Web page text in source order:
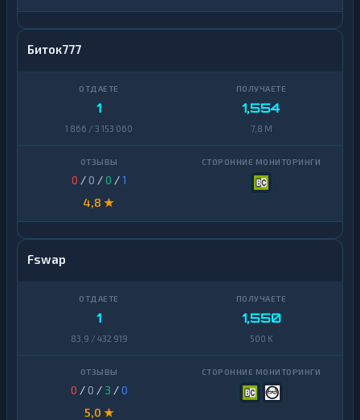
Биток777
1
1 866 / 3 153 060
1,554
7,8 M
0 / 0 /0 /1
4,8 ★
Fswap
1
83,9 / 432 919
1,550
500 K
0 / 0 / 3 /0
5,0 ★